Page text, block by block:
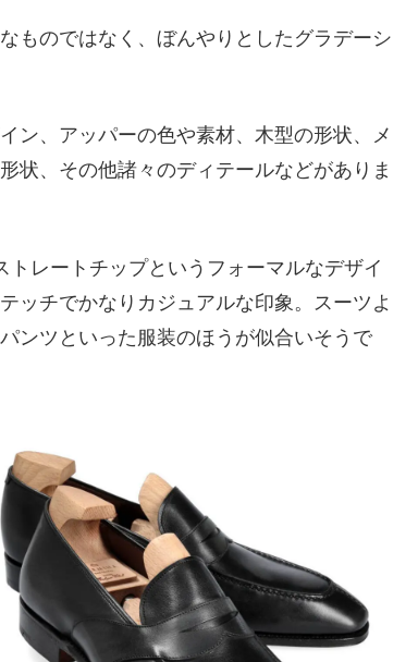
ものではなく、ぼんやりとしたグラデーシ
ン、アッパーの色や素材、木型の形状、メ
状、その他諸々のディテールなどがありま
レートチップというフォーマルなデザイ
ッチでかなりカジュアルな印象。スーツよ
ンツといった服装のほうが似合いそうで